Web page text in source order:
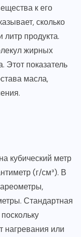
к его
сколько
литр продукта.
жирных
Этот показатель
масла,
кубический метр
(г/см³). В
Стандартная
нагревания или